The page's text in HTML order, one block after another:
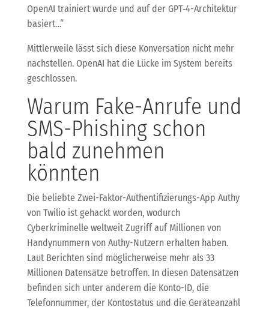
OpenAI trainiert wurde und auf der GPT‑4-Architektur
basiert…“
Mittlerweile lässt sich diese Konversation nicht mehr
nachstellen. OpenAI hat die Lücke im System bereits
geschlossen.
Warum Fake-Anrufe und
SMS-Phishing schon
bald zunehmen
könnten
Die beliebte Zwei-Faktor-Authentifizierungs-App Authy
von Twilio ist gehackt worden, wodurch
Cyberkriminelle weltweit Zugriff auf Millionen von
Handynummern von Authy-Nutzern erhalten haben.
Laut Berichten sind möglicherweise mehr als 33
Millionen Datensätze betroffen. In diesen Datensätzen
befinden sich unter anderem die Konto-ID, die
Telefonnummer, der Kontostatus und die Geräteanzahl